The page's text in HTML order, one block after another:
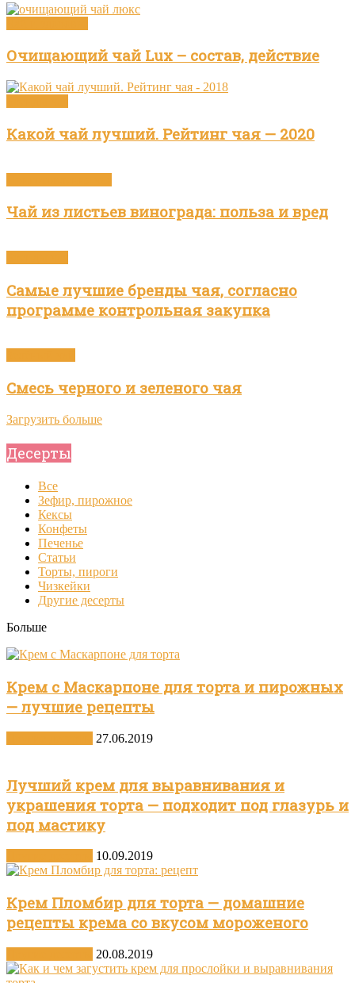
Очищающий чай Lux – состав, действие
Какой чай лучший. Рейтинг чая — 2020
Чай из листьев винограда: польза и вред
Самые лучшие бренды чая, согласно
программе контрольная закупка
Смесь черного и зеленого чая
Загрузить больше
Десерты
Все
Зефир, пирожное
Кексы
Конфеты
Печенье
Статьи
Торты, пироги
Чизкейки
Другие десерты
Больше
Крем с Маскарпоне для торта и пирожных
— лучшие рецепты
27.06.2019
Лучший крем для выравнивания и
украшения торта — подходит под глазурь и
под мастику
10.09.2019
Крем Пломбир для торта — домашние
рецепты крема со вкусом мороженого
20.08.2019